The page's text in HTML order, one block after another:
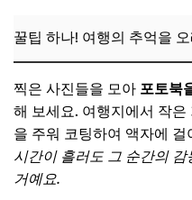
꿀팁 하나! 여행의 추억을
찍은 사진들을 모아 포토북
해 보세요. 여행지에서 작
을 주워 코팅하여 액자에
시간이 흘러도 그 순간의
거예요.